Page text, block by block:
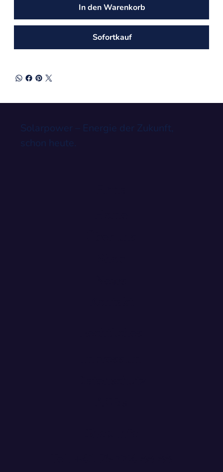
In den Warenkorb
Sofortkauf
Solarpower – Energie der Zukunft,
schon heute.